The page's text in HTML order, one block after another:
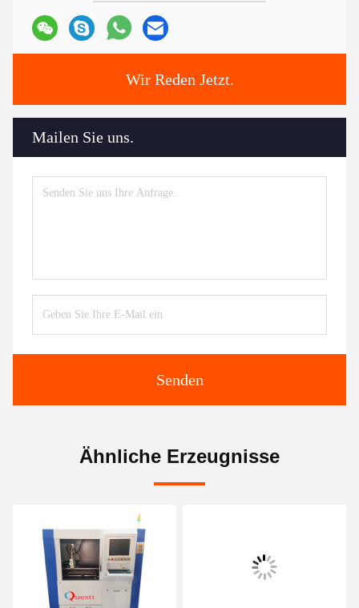
Wir Reden Jetzt.
Mailen Sie uns.
Senden
Ähnliche Erzeugnisse